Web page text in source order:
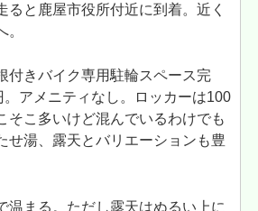
ると鹿屋市役所付近に到着。近く
付きバイク専用駐輪スペース完
アメニティなし。ロッカーは100
そこ多いけど混んでいるわけでも
せ湯、露天とバリエーションも豊
温まる。ただし露天はぬるい上に